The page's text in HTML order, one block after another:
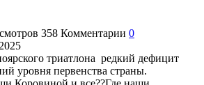
358 Комментарии 0
триатлона редкий дефицит
уровня первенства страны.